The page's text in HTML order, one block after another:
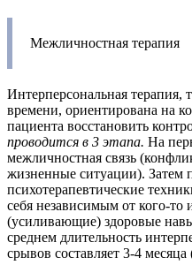
Межличностная терапия
Интерперсональная
времени, ориентирована на
пациента восстановить
проводится в 3 этапа. На
межличностная связь
жизненные ситуации). Затем
психотерапевтические
себя независимым от кого-
(усиливающие) здоровые
среднем длительность
срывов составляет 3-4